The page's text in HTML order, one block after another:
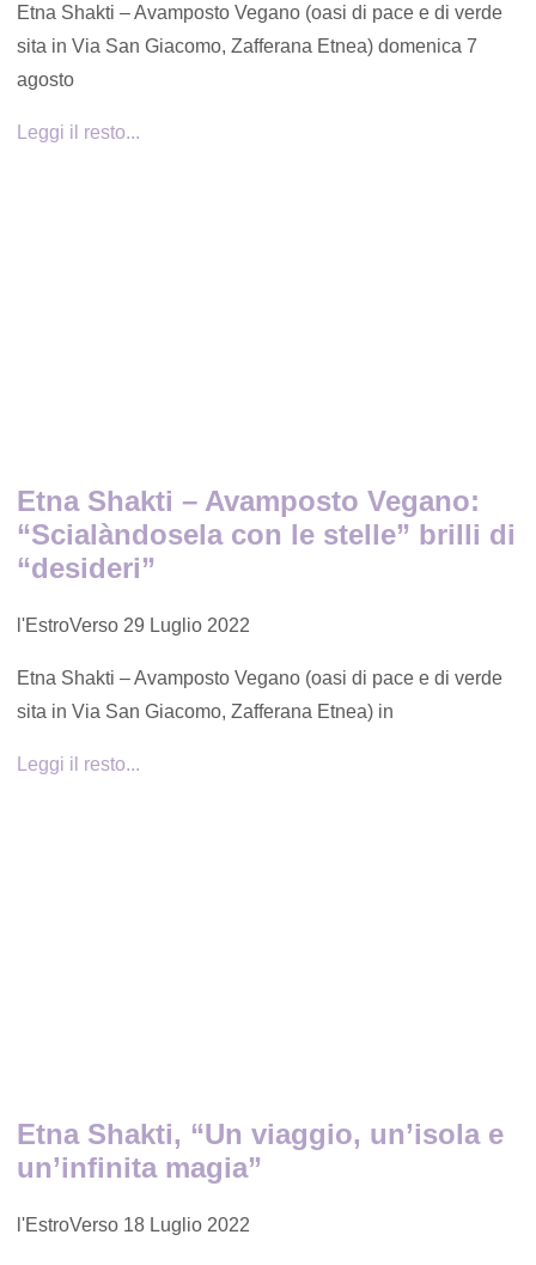
Etna Shakti – Avamposto Vegano (oasi di pace e di verde
sita in Via San Giacomo, Zafferana Etnea) domenica 7
agosto
Leggi il resto...
Etna Shakti – Avamposto Vegano:
“Scialàndosela con le stelle” brilli di
“desideri”
l'EstroVerso 29 Luglio 2022
Etna Shakti – Avamposto Vegano (oasi di pace e di verde
sita in Via San Giacomo, Zafferana Etnea) in
Leggi il resto...
Etna Shakti, “Un viaggio, un’isola e
un’infinita magia”
l'EstroVerso 18 Luglio 2022